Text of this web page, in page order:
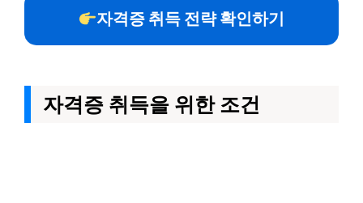
자격증 취득 전략 확인하기
자격증 취득을 위한 조건